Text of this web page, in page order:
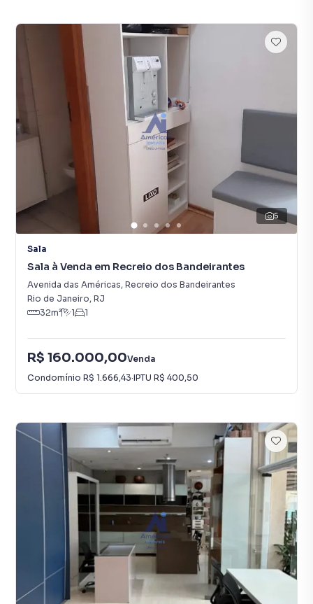
5
Sala
Sala à Venda em Recreio dos Bandeirantes
Avenida das Américas, Recreio dos Bandeirantes
Rio de Janeiro, RJ
32m² 1 1
R$ 160.000,00Venda
Condomínio R$ 1.666,43·IPTU R$ 400,50